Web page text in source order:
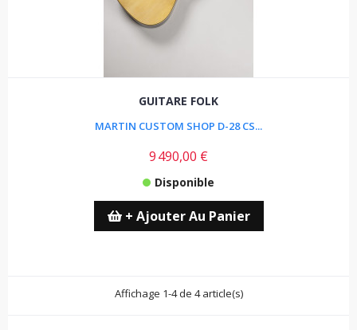
GUITARE FOLK
MARTIN CUSTOM SHOP D-28 CS...
9 490,00 €
Disponible
+ Ajouter Au Panier
Affichage 1-4 de 4 article(s)